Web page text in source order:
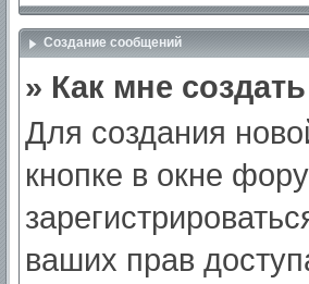
Создание сообщений
» Как мне
Для создания
кнопке в окне
ваших прав